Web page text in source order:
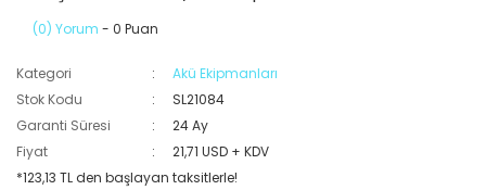
(0) Yorum - 0 Puan
Kategori
Akü Ekipmanları
Stok Kodu
SL21084
Garanti Süresi
24 Ay
Fiyat
21,71 USD + KDV
*123,13 TL den başlayan taksitlerle!